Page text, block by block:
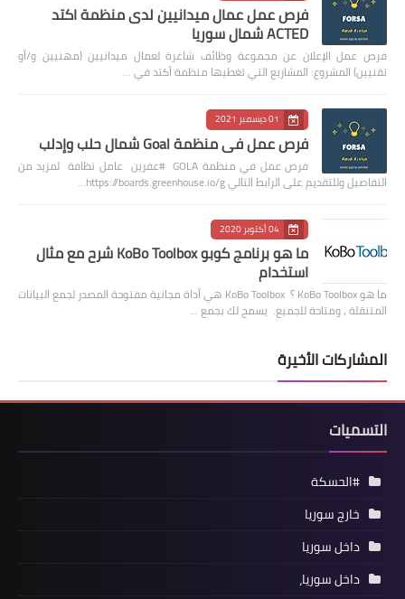
فرص عمل عمال ميدانيين لدى منظمة اكتد
ACTED شمال سوريا
فرص عمل الإعلان عن مجموعة وظائف شاغرة لعمال ميدانيين (مهنيين و/أو
تقنيين) المشروع: المشاريع التي تغطيها منظمة أكتد في …
01 ديسمبر 2021
فرص عمل في منظمة Goal شمال حلب وإدلب
فرص عمل في منظمة GOLA #عفرين عامل نظافة لمزيد من
التفاصيل وللتقديم على الرابط التالي https://boards.greenhouse.io/g…
04 أكتوبر 2020
ما هو برنامج كوبو KoBo Toolbox شرح مع مثال
استخدام
ما هو KoBo Toolbox ؟ KoBo Toolbox هي أداة مجانية مفتوحة المصدر لجمع البيانات
المتنقلة ، ومتاحة للجميع. يسمح لك بجمع …
المشاركات الأخيرة
التسميات
#الحسكة
خارج سوريا
داخل سوريا
داخل سوريا،